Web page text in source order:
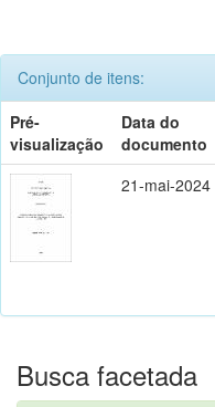
Conjunto de itens:
Pré-
visualização
Data do
documento
21-mai-2024
Busca facetada